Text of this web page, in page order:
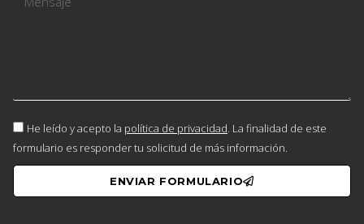
He leído y acepto la política de privacidad. La finalidad de este
formulario es responder tu solicitud de más información.
ENVIAR FORMULARIO